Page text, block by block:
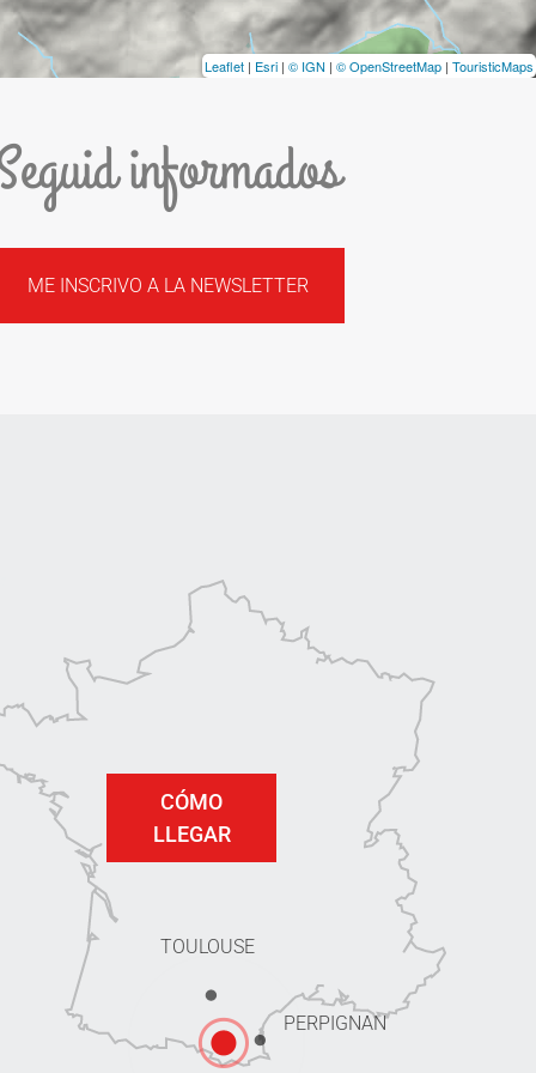
Leaflet | Esri | © IGN | © OpenStreetMap | TouristicMaps
informados
ME INSCRIVO A LA NEWSLETTER
TOULOUSE
PERPIGNAN
CÓMO
LLEGAR